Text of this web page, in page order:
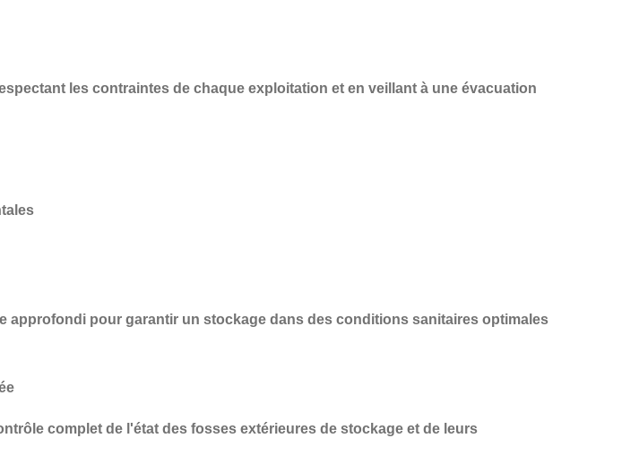
les contraintes de chaque exploitation et en veillant à une évacuation
approfondi pour garantir un stockage dans des conditions sanitaires optimales
complet de l'état des fosses extérieures de stockage et de leurs